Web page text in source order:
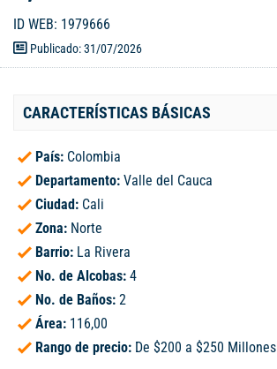
ID WEB: 1979666
Publicado: 31/07/2026
CARACTERÍSTICAS BÁSICAS
País: Colombia
Departamento: Valle del Cauca
Ciudad: Cali
Zona: Norte
Barrio: La Rivera
No. de Alcobas: 4
No. de Baños: 2
Área: 116,00
Rango de precio: De $200 a $250 Millones